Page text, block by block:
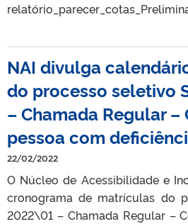
NAI divulga
do processo seletivo
– Chamada Regular –
pessoa com
22/02/2022
O Núcleo de Acessibilidade e
cronograma de matrículas do
2022\01 – Chamada Regular –